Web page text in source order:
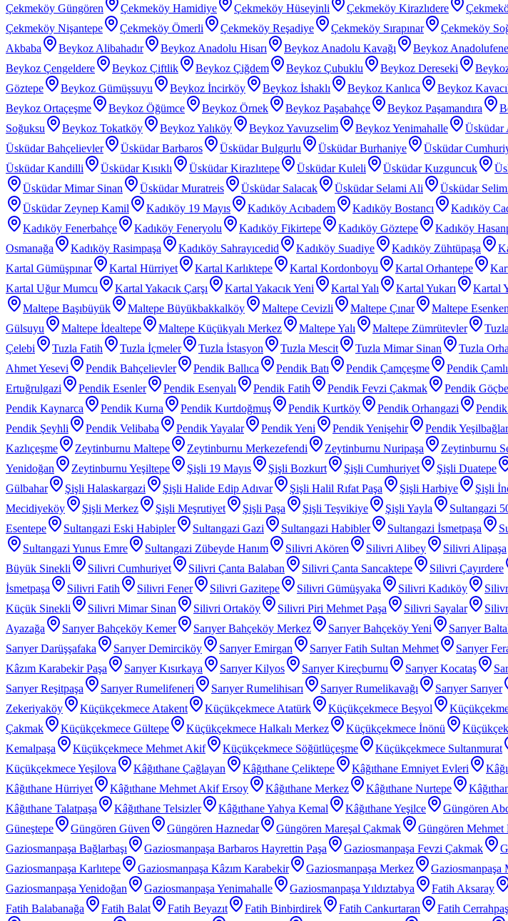
Çekmeköy Güngören
Çekmeköy Hamidiye Çekmeköy Hüseyinli Çekmeköy Kirazlıdere
Çekmeköy Nişantepe
Çekmeköy Ömerli Çekmeköy Reşadiye Çekmeköy Sırapınar Çekmeköy
Akbaba
Beykoz Alibahadır Beykoz Anadolu Hisarı Beykoz Anadolu Kavağı Beykoz
Beykoz Çengeldere
Beykoz Çiftlik Beykoz Çiğdem Beykoz Çubuklu Beykoz Dereseki
Göztepe
Beykoz Gümüşsuyu Beykoz İncirköy Beykoz İshaklı Beykoz Kanlıca Beykoz
Beykoz Ortaçeşme
Beykoz Öğümce Beykoz Örnek Beykoz Paşabahçe Beykoz Paşamandıra
Soğuksu
Beykoz Tokatköy Beykoz Yalıköy Beykoz Yavuzselim Beykoz Yenimahalle Üsküdar
Üsküdar Bahçelievler
Üsküdar Barbaros Üsküdar Bulgurlu Üsküdar Burhaniye Üsküdar
Üsküdar Kandilli
Üsküdar Kısıklı Üsküdar Kirazlıtepe Üsküdar Kuleli Üsküdar Kuzguncuk
Üsküdar Mimar Sinan
Üsküdar Muratreis Üsküdar Salacak Üsküdar Selami Ali Üsküdar
Üsküdar Zeynep Kamil
Kadıköy 19 Mayıs Kadıköy Acıbadem Kadıköy Bostancı Kadıköy
Kadıköy Fenerbahçe
Kadıköy Feneryolu Kadıköy Fikirtepe Kadıköy Göztepe Kadıköy
Osmanağa
Kadıköy Rasimpaşa Kadıköy Sahrayıcedid Kadıköy Suadiye Kadıköy Zühtüpaşa
Kartal Gümüşpınar
Kartal Hürriyet Kartal Karlıktepe Kartal Kordonboyu Kartal Orhantepe
Kartal Uğur Mumcu
Kartal Yakacık Çarşı Kartal Yakacık Yeni Kartal Yalı Kartal Yukarı Kartal
Maltepe Başıbüyük
Maltepe Büyükbakkalköy Maltepe Cevizli Maltepe Çınar Maltepe
Gülsuyu
Maltepe İdealtepe Maltepe Küçükyalı Merkez Maltepe Yalı Maltepe Zümrütevler
Çelebi
Tuzla Fatih Tuzla İçmeler Tuzla İstasyon Tuzla Mescit Tuzla Mimar Sinan Tuzla
Ahmet Yesevi
Pendik Bahçelievler Pendik Ballıca Pendik Batı Pendik Çamçeşme Pendik
Ertuğrulgazi
Pendik Esenler Pendik Esenyalı Pendik Fatih Pendik Fevzi Çakmak Pendik
Pendik Kaynarca
Pendik Kurna Pendik Kurtdoğmuş Pendik Kurtköy Pendik Orhangazi
Pendik Şeyhli
Pendik Velibaba Pendik Yayalar Pendik Yeni Pendik Yenişehir Pendik Yeşilbağlar
Kazlıçeşme
Zeytinburnu Maltepe Zeytinburnu Merkezefendi Zeytinburnu Nuripaşa Zeytinburnu
Yenidoğan
Zeytinburnu Yeşiltepe Şişli 19 Mayıs Şişli Bozkurt Şişli Cumhuriyet Şişli Duatepe
Gülbahar
Şişli Halaskargazi Şişli Halide Edip Adıvar Şişli Halil Rıfat Paşa Şişli Harbiye Şişli
Mecidiyeköy
Şişli Merkez Şişli Meşrutiyet Şişli Paşa Şişli Teşvikiye Şişli Yayla Sultangazi
Esentepe
Sultangazi Eski Habipler Sultangazi Gazi Sultangazi Habibler Sultangazi İsmetpaşa
Sultangazi Yunus Emre
Sultangazi Zübeyde Hanım Silivri Akören Silivri Alibey Silivri Alipaşa
Büyük Sinekli
Silivri Cumhuriyet Silivri Çanta Balaban Silivri Çanta Sancaktepe Silivri Çayırdere
İsmetpaşa
Silivri Fatih Silivri Fener Silivri Gazitepe Silivri Gümüşyaka Silivri Kadıköy
Küçük Sinekli
Silivri Mimar Sinan Silivri Ortaköy Silivri Piri Mehmet Paşa Silivri Sayalar
Ayazağa
Sarıyer Bahçeköy Kemer Sarıyer Bahçeköy Merkez Sarıyer Bahçeköy Yeni Sarıyer
Sarıyer Darüşşafaka
Sarıyer Demirciköy Sarıyer Emirgan Sarıyer Fatih Sultan Mehmet Sarıyer
Kâzım Karabekir Paşa
Sarıyer Kısırkaya Sarıyer Kilyos Sarıyer Kireçburnu Sarıyer Kocataş
Sarıyer Reşitpaşa
Sarıyer Rumelifeneri Sarıyer Rumelihisarı Sarıyer Rumelikavağı Sarıyer Sarıyer
Zekeriyaköy
Küçükçekmece Atakent Küçükçekmece Atatürk Küçükçekmece Beşyol
Çakmak
Küçükçekmece Gültepe Küçükçekmece Halkalı Merkez Küçükçekmece İnönü
Kemalpaşa
Küçükçekmece Mehmet Akif Küçükçekmece Söğütlüçeşme Küçükçekmece Sultanmurat
Küçükçekmece Yeşilova
Kâğıthane Çağlayan Kâğıthane Çeliktepe Kâğıthane Emniyet Evleri
Kâğıthane Hürriyet
Kâğıthane Mehmet Akif Ersoy Kâğıthane Merkez Kâğıthane Nurtepe
Kâğıthane Talatpaşa
Kâğıthane Telsizler Kâğıthane Yahya Kemal Kâğıthane Yeşilce Güngören
Güneştepe
Güngören Güven Güngören Haznedar Güngören Mareşal Çakmak Güngören Mehmet
Gaziosmanpaşa Bağlarbaşı
Gaziosmanpaşa Barbaros Hayrettin Paşa Gaziosmanpaşa Fevzi Çakmak
Gaziosmanpaşa Karlıtepe
Gaziosmanpaşa Kâzım Karabekir Gaziosmanpaşa Merkez Gaziosmanpaşa
Gaziosmanpaşa Yenidoğan
Gaziosmanpaşa Yenimahalle Gaziosmanpaşa Yıldıztabya Fatih Aksaray
Fatih Balabanağa
Fatih Balat Fatih Beyazıt Fatih Binbirdirek Fatih Cankurtaran Fatih